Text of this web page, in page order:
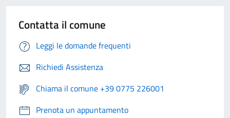
Contatta il comune
Leggi le domande frequenti
Richiedi Assistenza
Chiama il comune +39 0775 226001
Prenota un appuntamento